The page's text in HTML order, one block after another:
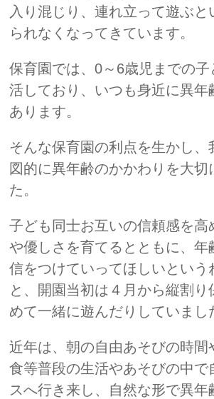
入り混じり、連れ立って遊ぶと
られなくなってきています。
保育園では、0～6歳児までの子
活しており、いつも身近に異年
あります。
そんな保育園の利点を生かし、
図的に異年齢のかかわりを大切
た。
子ども同士お互いの信頼感を高
や優しさを育てるとともに、年
信をつけていってほしいという
と、開園当初は４月から縦割り
めて一緒に遊んだりしていまし
近年は、朝の自由あそびの時間
食等普段の生活やあそびの中で
スへ行き来し、自然な形で異年